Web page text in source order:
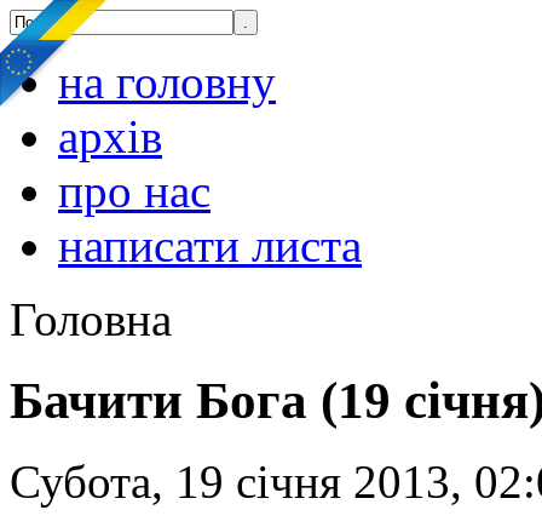
на головну
архів
про нас
написати листа
Головна
Бачити Бога (19
Субота, 19 січня 2013,